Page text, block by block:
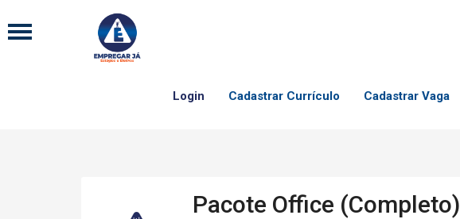
Login Cadastrar Currículo Cadastrar Vaga
Pacote Office (Completo)